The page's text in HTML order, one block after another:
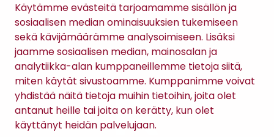
Käytämme evästeitä tarjoamamme sisällön ja
sosiaalisen median ominaisuuksien tukemiseen
sekä kävijämäärämme analysoimiseen. Lisäksi
jaamme sosiaalisen median, mainosalan ja
analytiikka-alan kumppaneillemme tietoja siitä,
miten käytät sivustoamme. Kumppanimme voivat
yhdistää näitä tietoja muihin tietoihin, joita olet
antanut heille tai joita on kerätty, kun olet
käyttänyt heidän palvelujaan.
Sopimusehdot
Tietosuojaseloste
Maksutavat